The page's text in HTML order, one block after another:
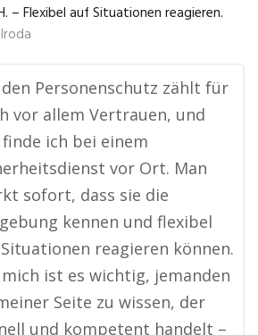
– Flexibel auf Situationen reagieren.
Personenschutz zählt für
vor allem Vertrauen, und
finde ich bei einem
vor Ort. Man
sofort, dass sie die
kennen und flexibel
reagieren können.
ist es wichtig, jemanden
Seite zu wissen, der
und kompetent handelt –